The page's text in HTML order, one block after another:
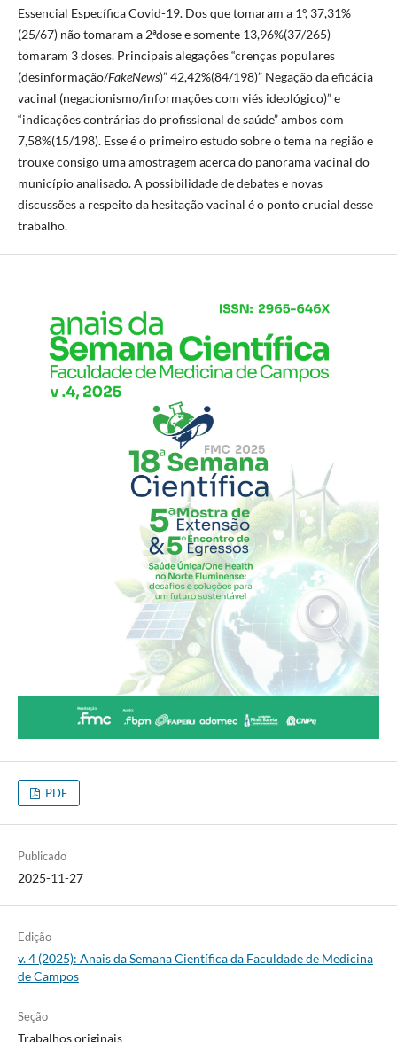
Essencial Específica Covid-19. Dos que tomaram a 1º, 37,31%
(25/67) não tomaram a 2ªdose e somente 13,96%(37/265)
tomaram 3 doses. Principais alegações “crenças populares
(desinformação/FakeNews)” 42,42%(84/198)” Negação da eficácia
vacinal (negacionismo/informações com viés ideológico)” e
“indicações contrárias do profissional de saúde” ambos com
7,58%(15/198). Esse é o primeiro estudo sobre o tema na região e
trouxe consigo uma amostragem acerca do panorama vacinal do
município analisado. A possibilidade de debates e novas
discussões a respeito da hesitação vacinal é o ponto crucial desse
trabalho.
PDF
Publicado
2025-11-27
Edição
v. 4 (2025): Anais da Semana Científica da Faculdade de Medicina
de Campos
Seção
Trabalhos originais